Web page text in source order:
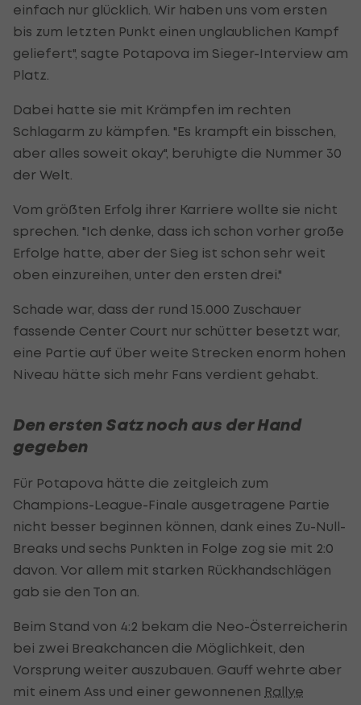
einfach nur glücklich. Wir haben uns vom ersten
bis zum letzten Punkt einen unglaublichen Kampf
geliefert", sagte Potapova im Sieger-Interview am
Platz.
Dabei hatte sie mit Krämpfen im rechten
Schlagarm zu kämpfen. "Es krampft ein bisschen,
aber alles soweit okay", beruhigte die Nummer 30
der Welt.
Vom größten Erfolg ihrer Karriere wollte sie nicht
sprechen. "Ich denke, dass ich schon vorher große
Erfolge hatte, aber der Sieg ist schon sehr weit
oben einzureihen, unter den ersten drei."
Schade war, dass der rund 15.000 Zuschauer
fassende Center Court nur schütter besetzt war,
eine Partie auf über weite Strecken enorm hohen
Niveau hätte sich mehr Fans verdient gehabt.
Den ersten Satz noch aus der Hand
gegeben
Für Potapova hätte die zeitgleich zum
Champions-League-Finale ausgetragene Partie
nicht besser beginnen können, dank eines Zu-Null-
Breaks und sechs Punkten in Folge zog sie mit 2:0
davon. Vor allem mit starken Rückhandschlägen
gab sie den Ton an.
Beim Stand von 4:2 bekam die Neo-Österreicherin
bei zwei Breakchancen die Möglichkeit, den
Vorsprung weiter auszubauen. Gauff wehrte aber
mit einem Ass und einer gewonnenen Rallye